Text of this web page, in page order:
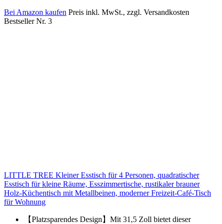
Bei Amazon kaufen Preis inkl. MwSt., zzgl. Versandkosten
Bestseller Nr. 3
LITTLE TREE Kleiner Esstisch für 4 Personen, quadratischer
Esstisch für kleine Räume, Esszimmertische, rustikaler brauner
Holz-Küchentisch mit Metallbeinen, moderner Freizeit-Café-Tisch
für Wohnung
【Platzsparendes Design】Mit 31,5 Zoll bietet dieser